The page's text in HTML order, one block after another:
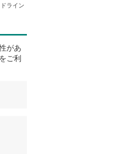
ライン
があ
ご利